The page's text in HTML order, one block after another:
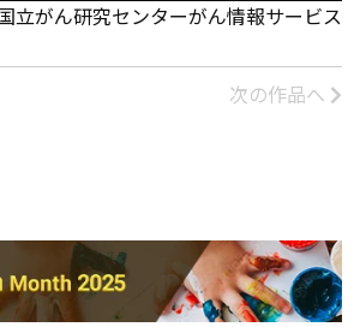
立がん研究センターがん情報サービス
次の作品へ